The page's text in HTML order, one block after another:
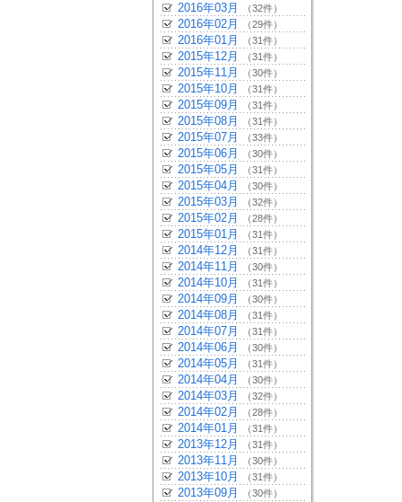
2016年03月 （32件）
2016年02月 （29件）
2016年01月 （31件）
2015年12月 （31件）
2015年11月 （30件）
2015年10月 （31件）
2015年09月 （31件）
2015年08月 （31件）
2015年07月 （33件）
2015年06月 （30件）
2015年05月 （31件）
2015年04月 （30件）
2015年03月 （32件）
2015年02月 （28件）
2015年01月 （31件）
2014年12月 （31件）
2014年11月 （30件）
2014年10月 （31件）
2014年09月 （30件）
2014年08月 （31件）
2014年07月 （31件）
2014年06月 （30件）
2014年05月 （31件）
2014年04月 （30件）
2014年03月 （32件）
2014年02月 （28件）
2014年01月 （31件）
2013年12月 （31件）
2013年11月 （30件）
2013年10月 （31件）
2013年09月 （30件）